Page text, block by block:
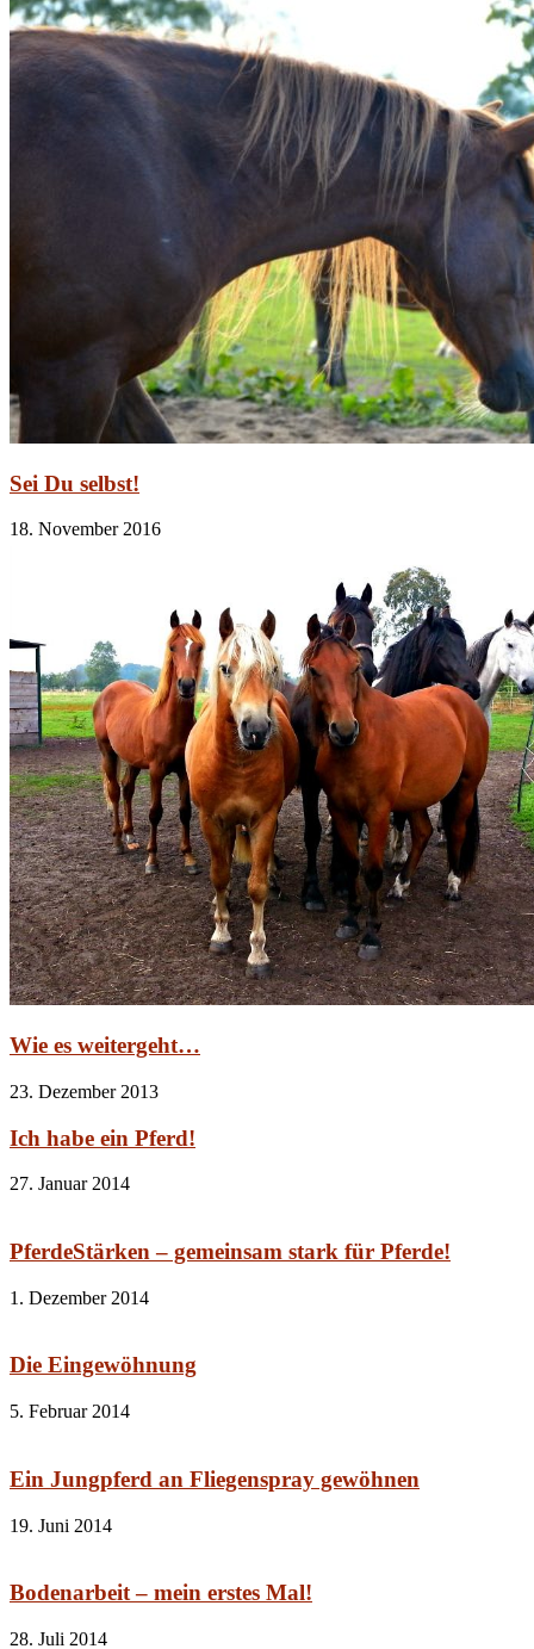
Sei Du selbst!
18. November 2016
Wie es weitergeht…
23. Dezember 2013
Ich habe ein Pferd!
27. Januar 2014
PferdeStärken – gemeinsam stark für Pferde!
1. Dezember 2014
Die Eingewöhnung
5. Februar 2014
Ein Jungpferd an Fliegenspray gewöhnen
19. Juni 2014
Bodenarbeit – mein erstes Mal!
28. Juli 2014